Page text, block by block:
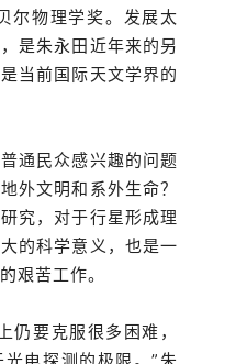
尔物理学奖。发展太
是朱永田近年来的另
当前国际天文学界的
通民众感兴趣的问题
外文明和系外生命？
究，对于行星形成理
的科学意义，也是一
艰苦工作。
仍要克服很多困难，